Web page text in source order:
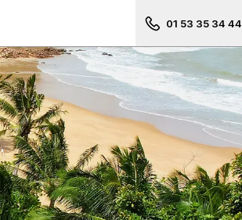
Voyages en groupe
Besoin d'un conseil ?
01 53 35 34 44